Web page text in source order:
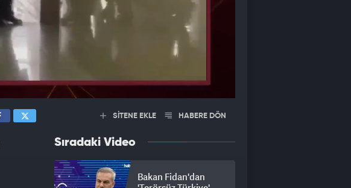
SİTENE EKLE HABERE DÖN
Sıradaki Video
Bakan Fidan'dan